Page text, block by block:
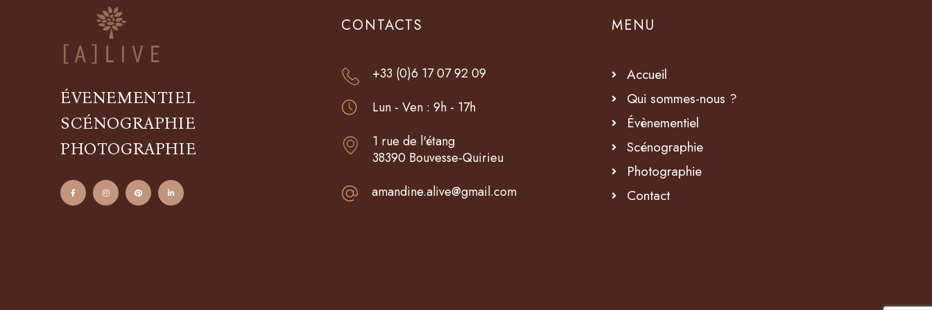
ÉVENEMENTIEL
SCÉNOGRAPHIE
PHOTOGRAPHIE
CONTACTS
+33 (0)6 17 07 92 09
Lun - Ven : 9h - 17h
1 rue de l'étang
38390 Bouvesse-Quirieu
amandine.alive@gmail.com
MENU
Accueil
Qui sommes-nous ?
Évènementiel
Scénographie
Photographie
Contact